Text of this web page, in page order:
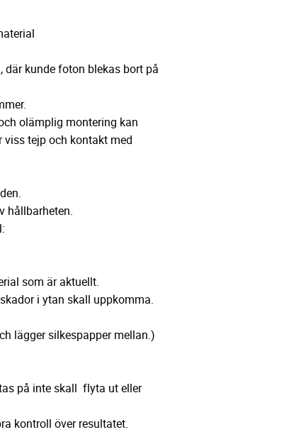
kunde foton blekas bort på
olämplig montering kan
tejp och kontakt med
hållbarheten.
som är aktuellt.
i ytan skall uppkomma.
lägger silkespapper mellan.)
på inte skall flyta ut eller
kontroll över resultatet.